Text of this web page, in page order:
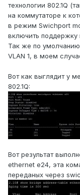
технологии 802.1Q
на коммутаторе к
в режим Swichport
включить поддержку
Так же по
VLAN 1, в моем
Вот как выглядит у
802.1Q:
Вот результат
ethernet e24, эта
переданых через